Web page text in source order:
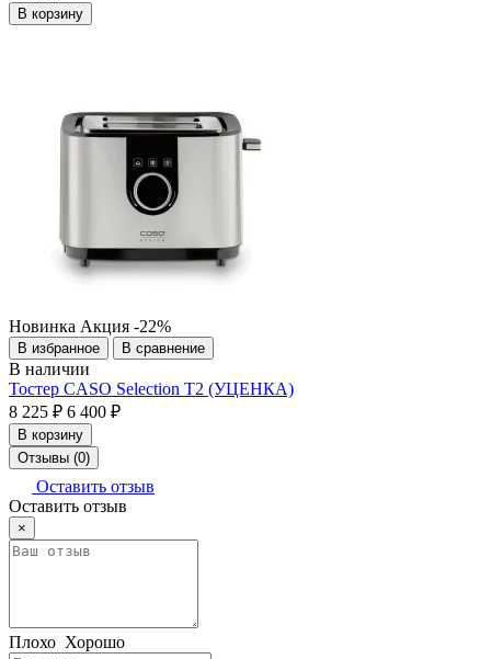
В корзину
Новинка Акция -22%
В избранное В сравнение
В наличии
Тостер CASO Selection T2 (УЦЕНКА)
8 225 ₽ 6 400 ₽
В корзину
Отзывы (0)
Оставить отзыв
Оставить отзыв
×
Плохо Хорошо